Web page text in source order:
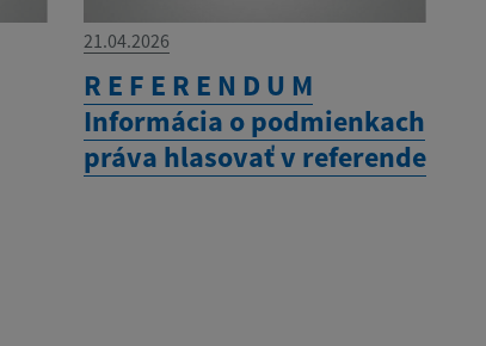
21.04.2026
R E F E R E N D U M
Informácia o podmienkach
práva hlasovať v referende